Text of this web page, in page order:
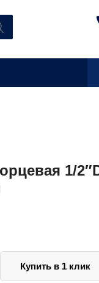
1/
Купить в 1 клик